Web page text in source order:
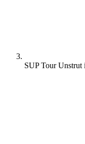
SUP Tour Unstrut